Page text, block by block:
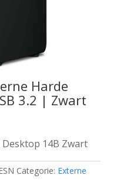
Harde
3.2 | Zwart
Desktop 14B Zwart
Categorie: Externe